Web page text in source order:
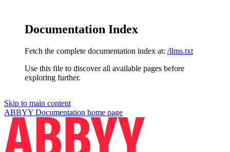
Documentation Index
Fetch the complete documentation index at: /llms.txt
Use this file to discover all available pages before
exploring further.
Skip to main content
ABBYY Documentation home page